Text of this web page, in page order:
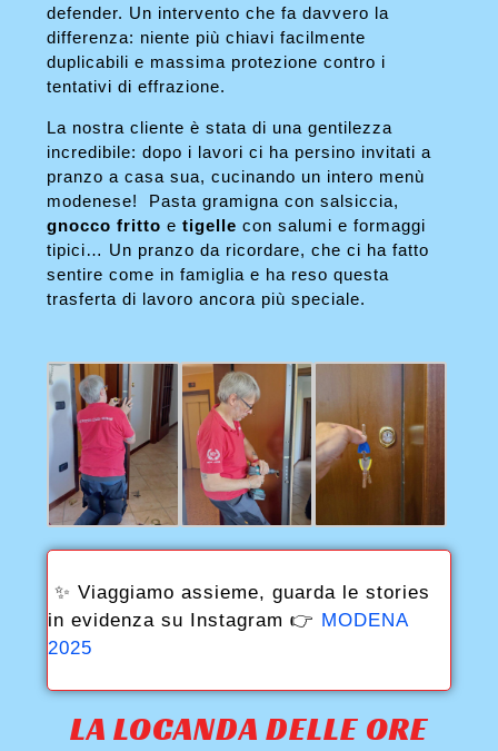
defender. Un intervento che fa davvero la
differenza: niente più chiavi facilmente
duplicabili e massima protezione contro i
tentativi di effrazione.
La nostra cliente è stata di una gentilezza
incredibile: dopo i lavori ci ha persino invitati a
pranzo a casa sua, cucinando un intero menù
modenese! Pasta gramigna con salsiccia,
gnocco fritto etigelle con salumi e formaggi
tipici… Un pranzo da ricordare, che ci ha fatto
sentire come in famiglia e ha reso questa
trasferta di lavoro ancora più speciale.
✨ Viaggiamo assieme, guarda le stories
in evidenza su Instagram 👉 MODENA
2025
LA LOCANDA DELLE ORE